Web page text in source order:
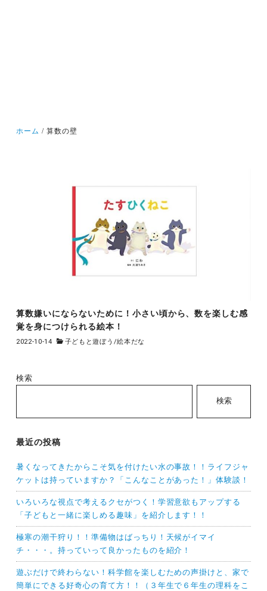
ホーム 算数の壁
算数嫌いにならないために！小さい頃から、数を楽しむ感
覚を身につけられる絵本！
2022-10-14 子どもと遊ぼう /絵本だな
検索
検索
最近の投稿
暑くなってきたからこそ気を付けたい水の事故！！ライフジャ
ケットは持っていますか？「こんなことがあった！」体験談！
いろいろな視点で考えるクセがつく！学習意欲もアップする
「子どもと一緒に楽しめる趣味」を紹介します！！
極寒の潮干狩り！！準備物はばっちり！天候がイマイ
チ・・・。持っていって良かったものを紹介！
遊ぶだけで終わらない！科学館を楽しむための声掛けと、家で
簡単にできる好奇心の育て方！！（３年生で６年生の理科をこ